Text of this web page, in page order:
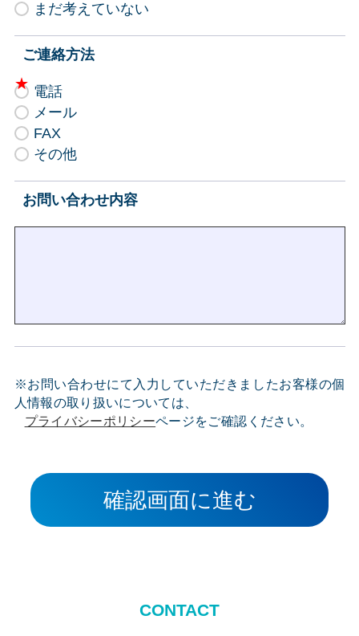
まだ考えていない
ご連絡方法
電話
メール
FAX
その他
お問い合わせ内容
※お問い合わせにて入力していただきましたお客様の個
人情報の取り扱いについては、
プライバシーポリシーページをご確認ください。
確認画面に進む
CONTACT